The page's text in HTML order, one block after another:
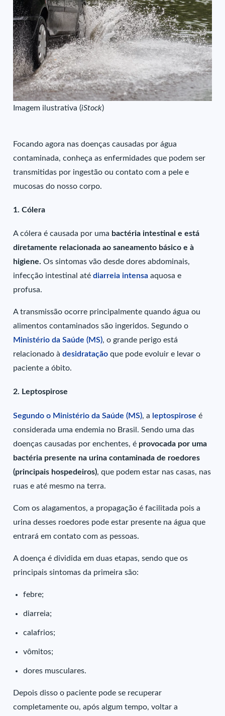
Imagem ilustrativa (iStock)
Focando agora nas doenças causadas por água
contaminada, conheça as enfermidades que podem ser
transmitidas por ingestão ou contato com a pele e
mucosas do nosso corpo.
1. Cólera
A cólera é causada por uma bactéria intestinal e está
diretamente relacionada ao saneamento básico e à
higiene. Os sintomas vão desde dores abdominais,
infecção intestinal atédiarreia intensa aquosa e
profusa.
A transmissão ocorre principalmente quando água ou
alimentos contaminados são ingeridos. Segundo o
Ministério da Saúde (MS), o grande perigo está
relacionado àdesidratação que pode evoluir e levar o
paciente a óbito.
2. Leptospirose
Segundo o Ministério da Saúde (MS), a leptospirose é
considerada uma endemia no Brasil. Sendo uma das
doenças causadas por enchentes, é provocada por uma
bactéria presente na urina contaminada de roedores
(principais hospedeiros), que podem estar nas casas, nas
ruas e até mesmo na terra.
Com os alagamentos, a propagação é facilitada pois a
urina desses roedores pode estar presente na água que
entrará em contato com as pessoas.
A doença é dividida em duas etapas, sendo que os
principais sintomas da primeira são:
febre;
diarreia;
calafrios;
vômitos;
dores musculares.
Depois disso o paciente pode se recuperar
completamente ou, após algum tempo, voltar a